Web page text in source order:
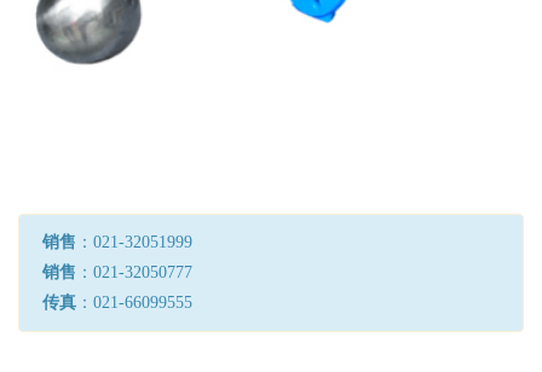
销售 ：021-32051999
销售 ：021-32050777
传真 ：021-66099555